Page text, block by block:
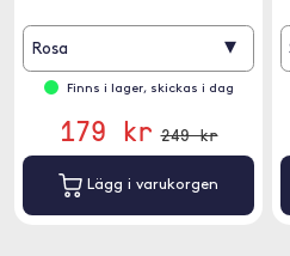
Rosa ▾
Finns i lager, skickas i dag
179 kr 249 kr
Lägg i varukorgen